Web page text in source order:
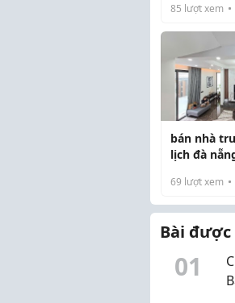
nhiệt tình,
hoạt vì
bận. Có
85 lượt xem
bán nhà
lịch đà
69 lượt xem
Bài
01